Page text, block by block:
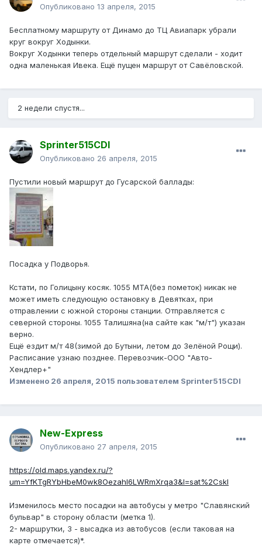
Опубликовано 13 апреля, 2015
Бесплатному маршруту от Динамо до ТЦ Авиапарк убрали
круг вокруг Ходынки.
Вокруг Ходынки теперь отдельный маршрут сделали - ходит
одна маленькая Ивека. Ещё пущен маршрут от Савёловской.
2 недели спустя...
Sprinter515CDI
Опубликовано 26 апреля, 2015
Пустили новый маршрут до Гусарской баллады:
Посадка у Подворья.
Кстати, по Голицыну косяк. 1055 МТА(без пометок) никак не
может иметь следующую остановку в Девятках, при
отправлении с южной стороны станции. Отправляется с
северной стороны. 1055 Талишяна(на сайте как "м/т") указан
верно.
Ещё ездит м/т 48(зимой до Бутыни, летом до Зелёной Рощи).
Расписание узнаю позднее. Перевозчик-ООО "Авто-
Хендлер+"
Изменено 26 апреля, 2015 пользователем Sprinter515CDI
New-Express
Опубликовано 27 апреля, 2015
https://old.maps.yandex.ru/?
um=YfKTgRYbHbeM0wk8Oezahl6LWRmXrqa3&l=sat%2Cskl
Изменилось место посадки на автобусы у метро "Славянский
бульвар" в сторону области (метка 1).
2- маршрутки, 3 - высадка из автобусов (если таковая на
карте отмечается)*.